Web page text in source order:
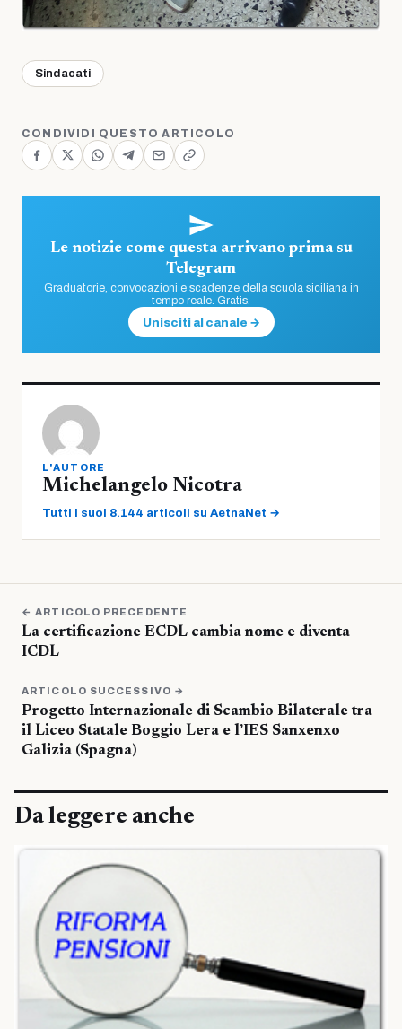
Sindacati
CONDIVIDI QUESTO ARTICOLO
Le notizie come questa arrivano prima su
Telegram
Graduatorie, convocazioni e scadenze della scuola siciliana in
tempo reale. Gratis.
Unisciti al canale →
L'AUTORE
Michelangelo Nicotra
Tutti i suoi 8.144 articoli su AetnaNet →
← ARTICOLO PRECEDENTE
La certificazione ECDL cambia nome e diventa
ICDL
ARTICOLO SUCCESSIVO →
Progetto Internazionale di Scambio Bilaterale tra
il Liceo Statale Boggio Lera e l’IES Sanxenxo
Galizia (Spagna)
Da leggere anche